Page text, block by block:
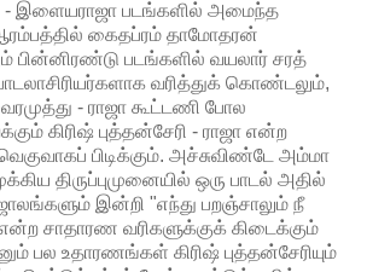
இளையராஜா படங்களில் அமைந்த
ஆரம்பத்தில் கைதப்ரம் தாமோதரன்
பின்னிரண்டு படங்களில் வயலார் சரத்
வரித்துக் கொண்டலும்,
- ராஜா கூட்டணி போல
கிரிஷ் புத்தன்சேரி - ராஜா என்ற
பிடிக்கும். அச்சுவிண்டே அம்மா
திருப்புமுனையில் ஒரு பாடல் அதில்
இன்றி "எந்து பறஞ்சாலும் நீ
சாதாரண வரிகளுக்குக் கிடைக்கும்
பல உதாரணங்கள் கிரிஷ் புத்தன்சேரியும்